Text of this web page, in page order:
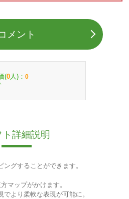
メント
(0 人)： 0
ト詳細説明
グすることができます。
マップがかけます。
でより柔軟な表現が可能に。